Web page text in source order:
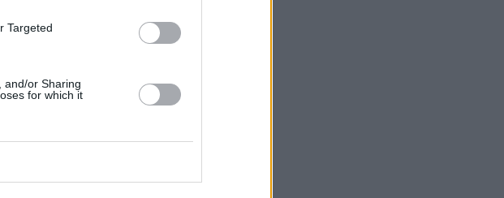
Targeted
and/or Sharing
for which it